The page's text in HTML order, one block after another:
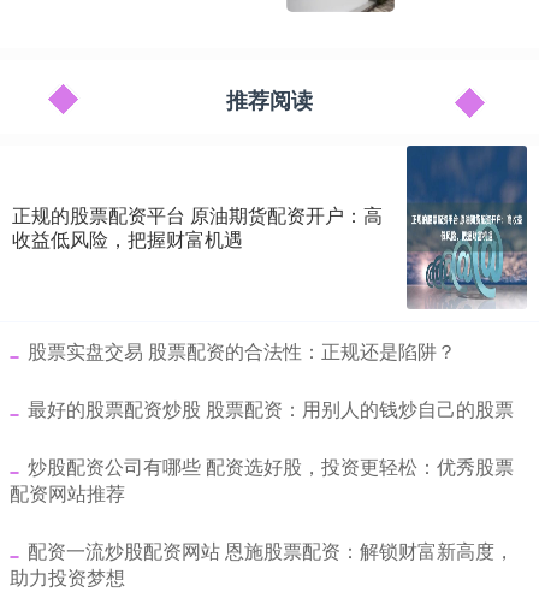
推荐阅读
正规的股票配资平台 原油期货配资开户：高
收益低风险，把握财富机遇
​股票实盘交易 股票配资的合法性：正规还是陷阱？
​最好的股票配资炒股 股票配资：用别人的钱炒自己的股票
​炒股配资公司有哪些 配资选好股，投资更轻松：优秀股票
配资网站推荐
​配资一流炒股配资网站 恩施股票配资：解锁财富新高度，
助力投资梦想